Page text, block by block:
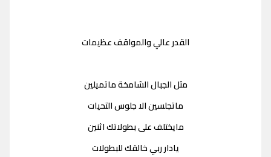
القدر عالي والمواقف عظيمات
مثل الجبال الشامخة ماتميلين
ماتجلسين الا جلوس التحيات
مايختلف على بطولاتك اثنين
يادار ربي خالقك للبطولات